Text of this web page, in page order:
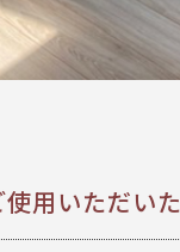
用いただい